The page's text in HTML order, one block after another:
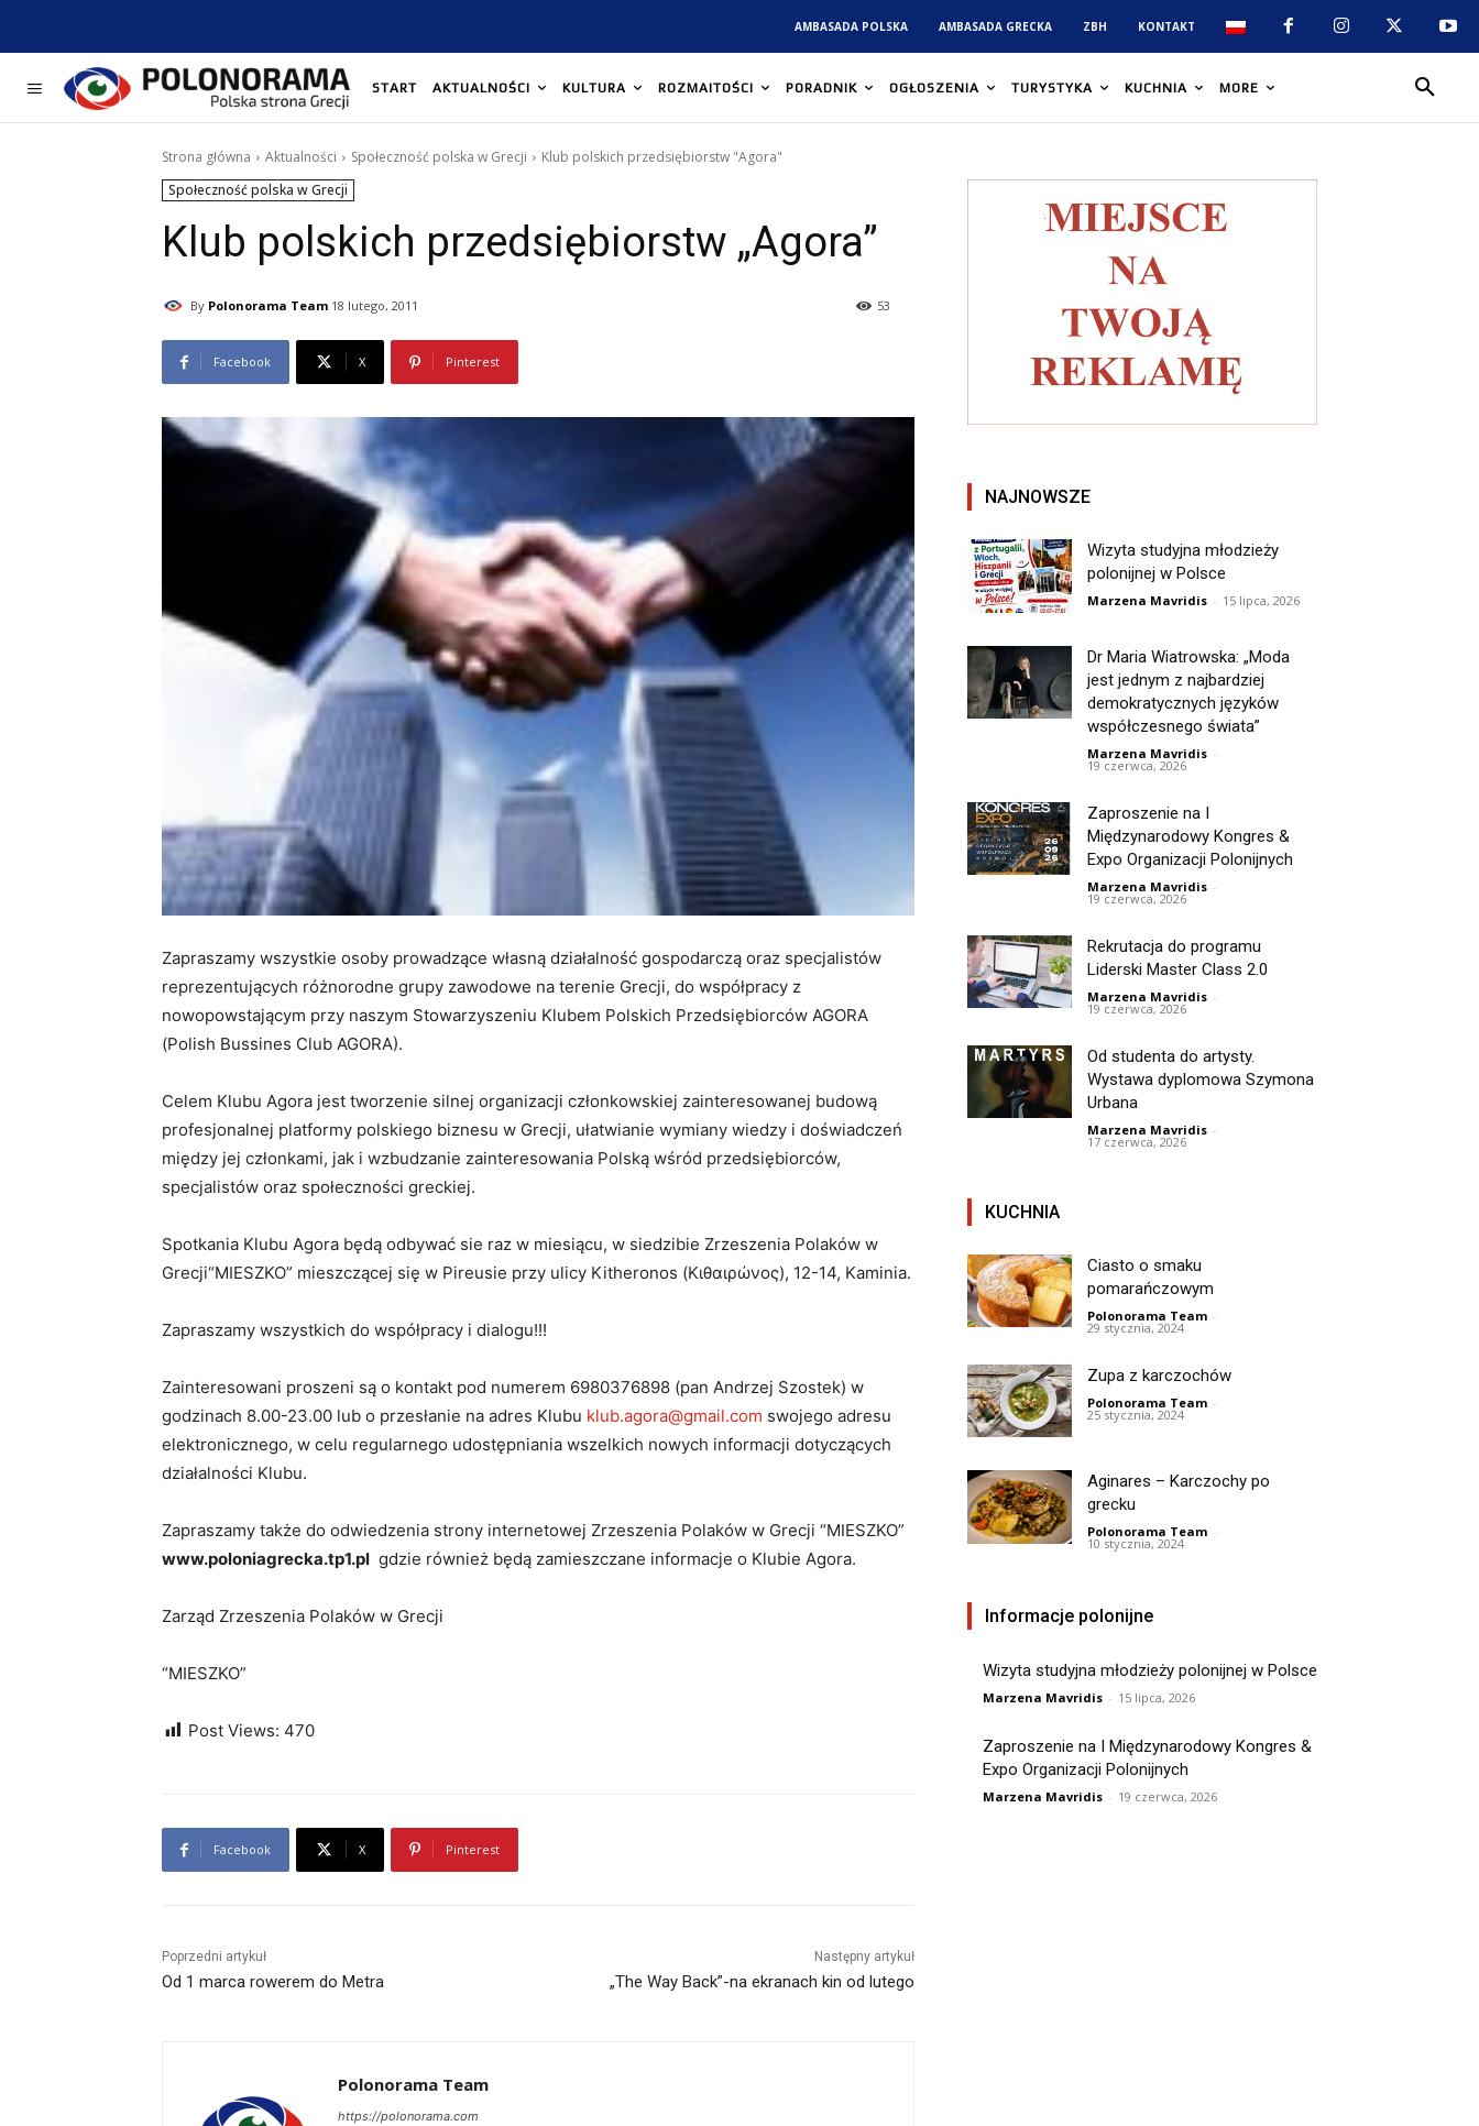
AMBASADA POLSKA AMBASADA GRECKA ZBH KONTAKT
START AKTUALNOŚCI KULTURA ROZMAITOŚCI PORADNIK OGŁOSZENIA TURYSTYKA KUCHNIA MORE
Strona główna Aktualności Społeczność polska w Grecji
Klub polskich przedsiębiorstw "Agora"
Społeczność polska w Grecji
Klub polskich przedsiębiorstw „Agora”
By Polonorama Team 18 lutego, 2011 53
Facebook X Pinterest
Zapraszamy wszystkie osoby prowadzące własną działalność gospodarczą oraz specjalistów
reprezentujących różnorodne grupy zawodowe na terenie Grecji, do współpracy z
nowopowstającym przy naszym Stowarzyszeniu Klubem Polskich Przedsiębiorców AGORA
(Polish Bussines Club AGORA).
Celem Klubu Agora jest tworzenie silnej organizacji członkowskiej zainteresowanej budową
profesjonalnej platformy polskiego biznesu w Grecji, ułatwianie wymiany wiedzy i doświadczeń
między jej członkami, jak i wzbudzanie zainteresowania Polską wśród przedsiębiorców,
specjalistów oraz społeczności greckiej.
Spotkania Klubu Agora będą odbywać sie raz w miesiącu, w siedzibie Zrzeszenia Polaków w
Grecji“MIESZKO” mieszczącej się w Pireusie przy ulicy Kitheronos (Κιθαιρώνος), 12-14, Kaminia.
Zapraszamy wszystkich do współpracy i dialogu!!!
Zainteresowani proszeni są o kontakt pod numerem 6980376898 (pan Andrzej Szostek) w
godzinach 8.00-23.00 lub ο przesłanie na adres Κlubu klub.agora@gmail.com swojego adresu
elektronicznego, w celu regularnego udostępniania wszelkich nowych informacji dotyczących
działalności Klubu.
Zapraszamy także do odwiedzenia strony internetowej Zrzeszenia Polaków w Grecji “MIESZKO”
www.poloniagrecka.tp1.pl gdzie również będą zamieszczane informacje o Klubie Agora.
Zarząd Zrzeszenia Polaków w Grecji
“MIESZKO”
Post Views: 470
Facebook X Pinterest
Poprzedni artykuł
Od 1 marca rowerem do Metra
Następny artykuł
„The Way Back”-na ekranach kin od lutego
Polonorama Team
https://polonorama.com
NAJNOWSZE
Wizyta studyjna młodzieży
polonijnej w Polsce
Marzena Mavridis - 15 lipca, 2026
Dr Maria Wiatrowska: „Moda
jest jednym z najbardziej
demokratycznych języków
współczesnego świata”
Marzena Mavridis -
19 czerwca, 2026
Zaproszenie na I
Międzynarodowy Kongres &
Expo Organizacji Polonijnych
Marzena Mavridis -
19 czerwca, 2026
Rekrutacja do programu
Liderski Master Class 2.0
Marzena Mavridis -
19 czerwca, 2026
Od studenta do artysty.
Wystawa dyplomowa Szymona
Urbana
Marzena Mavridis -
17 czerwca, 2026
KUCHNIA
Ciasto o smaku
pomarańczowym
Polonorama Team -
29 stycznia, 2024
Zupa z karczochów
Polonorama Team -
25 stycznia, 2024
Aginares – Karczochy po
grecku
Polonorama Team -
10 stycznia, 2024
Informacje polonijne
Wizyta studyjna młodzieży polonijnej w Polsce
Marzena Mavridis - 15 lipca, 2026
Zaproszenie na I Międzynarodowy Kongres &
Expo Organizacji Polonijnych
Marzena Mavridis - 19 czerwca, 2026